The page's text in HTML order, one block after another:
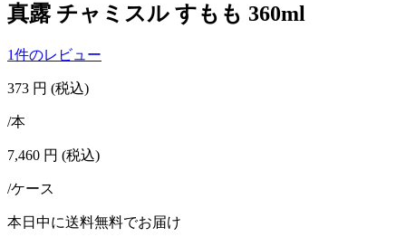
真露 チャミスル すもも 360ml
1件のレビュー
373 円 (税込)
/本
7,460 円 (税込)
/ケース
本日中に送料無料でお届け